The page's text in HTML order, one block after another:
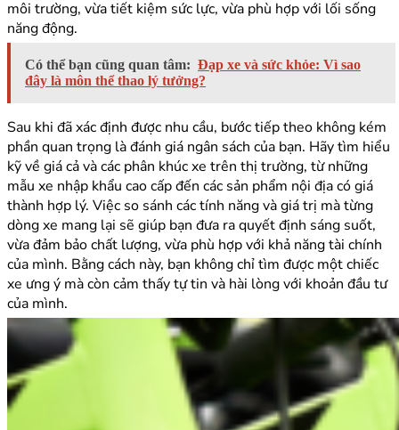
môi trường, vừa tiết kiệm sức lực, vừa phù hợp với lối sống
năng động.
Có thể bạn cũng quan tâm: Đạp xe và sức khỏe: Vì sao
đây là môn thể thao lý tưởng?
Sau khi đã xác định được nhu cầu, bước tiếp theo không kém
phần quan trọng là đánh giá ngân sách của bạn. Hãy tìm hiểu
kỹ về giá cả và các phân khúc xe trên thị trường, từ những
mẫu xe nhập khẩu cao cấp đến các sản phẩm nội địa có giá
thành hợp lý. Việc so sánh các tính năng và giá trị mà từng
dòng xe mang lại sẽ giúp bạn đưa ra quyết định sáng suốt,
vừa đảm bảo chất lượng, vừa phù hợp với khả năng tài chính
của mình. Bằng cách này, bạn không chỉ tìm được một chiếc
xe ưng ý mà còn cảm thấy tự tin và hài lòng với khoản đầu tư
của mình.